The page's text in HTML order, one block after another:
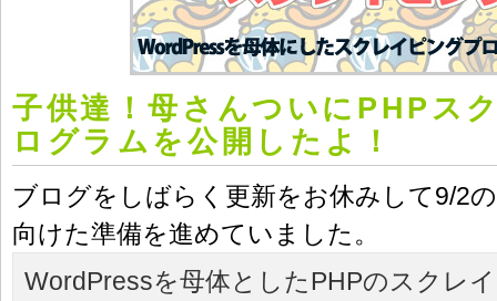
子供達！母さんついにPHPス
ログラムを公開したよ！
ブログをしばらく更新をお休みして9/2
向けた準備を進めていました。
WordPressを母体としたPHPのスクレ